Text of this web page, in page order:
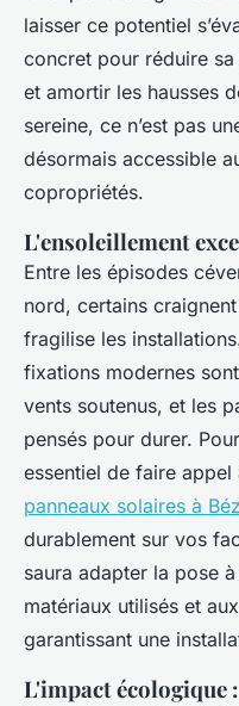
laisser ce potentiel
concret pour réduire
et amortir les hausses
sereine, ce n’est pas
désormais accessible
copropriétés.
L'ensoleillement
Entre les épisodes
nord, certains
fragilise les
fixations modernes
vents soutenus, et les
pensés pour durer.
essentiel de faire
panneaux solaires à
durablement sur vos
saura adapter la pose
matériaux utilisés et
garantissant une
L'impact écologique